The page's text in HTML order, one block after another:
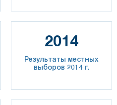
2014
Результаты местных
выборов 2014 г.